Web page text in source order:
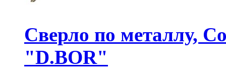
Сверло по металлу,
"D.BOR"